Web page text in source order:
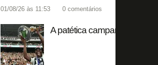
01/08/26 às 11:53 0 comentários
A patética campanha da